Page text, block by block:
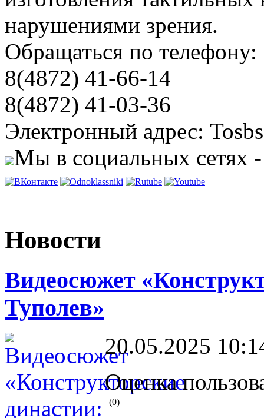
нарушениями зрения.
Обращаться по телефону:
8(4872) 41-66-14
8(4872) 41-03-36
Электронный адрес:
Мы в социальных сетях
Новости
Видеосюжет
Туполев»
20.05.2025
Оценка
(0)